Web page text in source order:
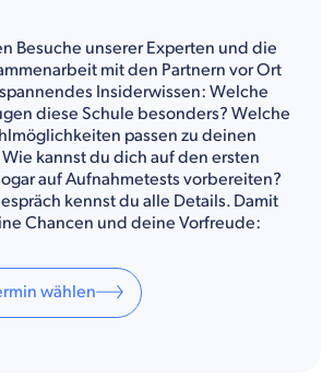
Besuche unserer Experten und die
mit den Partnern vor Ort
Insiderwissen: Welche
diese Schule besonders? Welche
passen zu deinen
kannst du dich auf den ersten
auf Aufnahmetests vorbereiten?
kennst du alle Details. Damit
Chancen und deine Vorfreude:
wählen